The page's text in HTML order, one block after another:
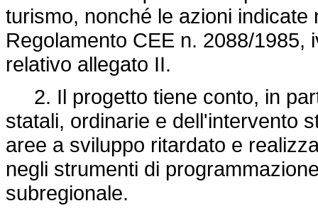
turismo, nonché le azioni
Regolamento CEE n. 2088/1985,
relativo allegato II.
2. Il progetto tiene conto, in
statali, ordinarie e dell'intervento
aree a sviluppo ritardato e
negli strumenti di
subregionale.